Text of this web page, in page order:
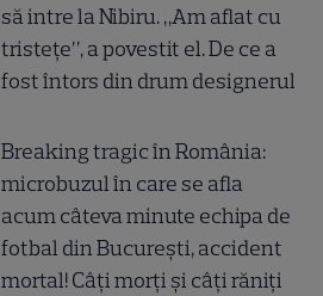
să intre la Nibiru. „Am aflat cu
tristețe”, a povestit el. De ce a
fost întors din drum designerul
Breaking tragic în România:
microbuzul în care se afla
acum câteva minute echipa de
fotbal din București, accident
mortal! Câți morți și câți răniți